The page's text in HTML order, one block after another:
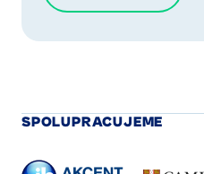
SPOLUPRACUJEME